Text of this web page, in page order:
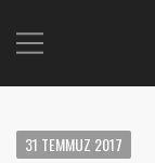
31 TEMMUZ 2017